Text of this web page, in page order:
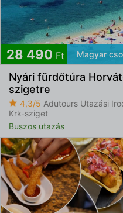
28 490 Ft Magyar
Nyári fürdőtúra
szigetre
4,3/5 Adutours Utazási
Krk-sziget
Buszos utazás